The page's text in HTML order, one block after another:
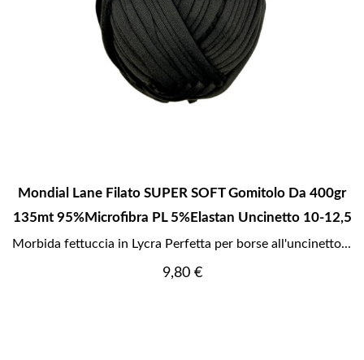
Mondial Lane Filato SUPER SOFT Gomitolo Da 400gr
135mt 95%Microfibra PL 5%Elastan Uncinetto 10-12,5
Morbida fettuccia in Lycra Perfetta per borse all'uncinetto...
Prezzo
9,80 €